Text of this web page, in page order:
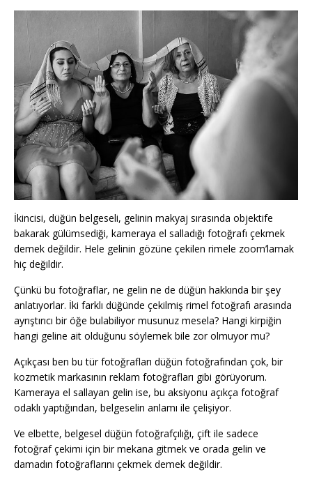
İkincisi, düğün belgeseli, gelinin makyaj sırasında objektife
bakarak gülümsediği, kameraya el salladığı fotoğrafı çekmek
demek değildir. Hele gelinin gözüne çekilen rimele zoom’lamak
hiç değildir.
Çünkü bu fotoğraflar, ne gelin ne de düğün hakkında bir şey
anlatıyorlar. İki farklı düğünde çekilmiş rimel fotoğrafı arasında
ayrıştırıcı bir öğe bulabiliyor musunuz mesela? Hangi kirpiğin
hangi geline ait olduğunu söylemek bile zor olmuyor mu?
Açıkçası ben bu tür fotoğrafları düğün fotoğrafından çok, bir
kozmetik markasının reklam fotoğrafları gibi görüyorum.
Kameraya el sallayan gelin ise, bu aksiyonu açıkça fotoğraf
odaklı yaptığından, belgeselin anlamı ile çelişiyor.
Ve elbette, belgesel düğün fotoğrafçılığı, çift ile sadece
fotoğraf çekimi için bir mekana gitmek ve orada gelin ve
damadın fotoğraflarını çekmek demek değildir.